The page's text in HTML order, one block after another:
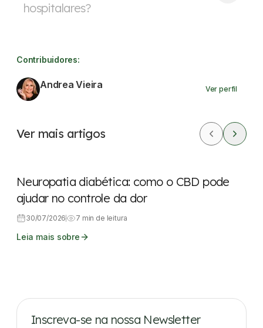
hospitalares?
Contribuidores:
Andrea Vieira Ver perfil
Ver mais artigos
CBD Dores
Neuropatia diabética: como o CBD pode
ajudar no controle da dor
30/07/2026 7 min de leitura
Leia mais sobre
Inscreva-se na nossa Newsletter